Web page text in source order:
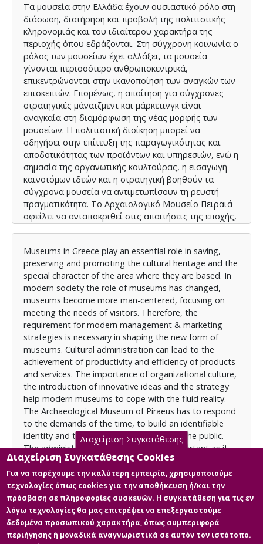
Τα μουσεία στην Ελλάδα έχουν ουσιαστικό ρόλο στη
διάσωση, διατήρηση και προβολή της πολιτιστικής
κληρονομιάς και του ιδιαίτερου χαρακτήρα της
περιοχής όπου εδράζονται. Στη σύγχρονη κοινωνία ο
ρόλος των μουσείων έχει αλλάξει, τα μουσεία
γίνονται περισσότερο ανθρωποκεντρικά,
επικεντρώνονται στην ικανοποίηση των αναγκών των
επισκεπτών. Επομένως, η απαίτηση για σύγχρονες
στρατηγικές μάνατζμεντ και μάρκετινγκ είναι
αναγκαία στη διαμόρφωση της νέας μορφής των
μουσείων. Η πολιτιστική διοίκηση μπορεί να
οδηγήσει στην επίτευξη της παραγωγικότητας και
αποδοτικότητας των προϊόντων και υπηρεσιών, ενώ η
σημασία της οργανωτικής κουλτούρας, η εισαγωγή
καινοτόμων ιδεών και η στρατηγική βοηθούν τα
σύγχρονα μουσεία να αντιμετωπίσουν τη ρευστή
πραγματικότητα. Το Αρχαιολογικό Μουσείο Πειραιά
οφείλει να ανταποκριθεί στις απαιτήσεις της εποχής,
διοίκηση του μουσείου είναι σημαντική, καθώς
αφορά τις τεχνικές του σχεδιασμού και της
οργάνωσης, προκειμένου το μουσείο να είναι
βιώσιμο. Η στρατηγική και οι στόχοι του
Αρχαιολογικού Μουσείου Πειραιά αποτελούν
σημαντικό κίνητρο στην παραγωγικότητα του. Το
μουσείο καταβάλει προσπάθειες επικοινωνίας με το
κοινό πραγματοποιώντας πολιτιστικές
δραστηριότητες και άλλες εκδηλώσεις. Η ανάλυση
SWOT ωστόσο, προσφέρει μια αποτελεσματική
αξιολογική τεχνική στη διαδικασία λήψης
αποφάσεων και καινοτομιών. Παρ’ όλα αυτά, η
έλλειψη των απαιτούμενων πόρων αποτελεί χρόνιο
πρόβλημα των μουσείων και οδηγεί σε αδυναμία
εξέλιξής τους.
Museums in Greece play an essential role in saving,
preserving and promoting the cultural heritage and the
special character of the area where they are based. In
modern society the role of museums has changed,
museums become more man-centered, focusing on
meeting the needs of visitors. Therefore, the
requirement for modern management & marketing
strategies is necessary in shaping the new form of
museums. Cultural administration can lead to the
achievement of productivity and efficiency of products
and services. The importance of organizational culture,
the introduction of innovative ideas and the strategy
help modern museums to cope with the fluid reality.
The Archaeological Museum of Piraeus has to respond
to the demands of the time, to build an identifiable
identity and to redefine its relations with the public.
The administration of the museum is important as it
concerns the techniques of planning and organization
in order for the museum to be viable. The strategy and
objectives of the Archaeological Museum of Piraeus
are an important motivation for its productivity. The
museum makes efforts to communicate with the public
by conducting cultural activities and other events.
SWOT analysis, however, offers an effective valuation
Licence
Items in Apothesis are protected by copyright, with all
rights reserved, unless otherwise indicated.
Διαχείριση Συγκατάθεσης
Διαχείριση Συγκατάθεσης Cookies
Για να παρέχουμε την καλύτερη εμπειρία, χρησιμοποιούμε
τεχνολογίες όπως cookies για την αποθήκευση ή/και την
πρόσβαση σε πληροφορίες συσκευών. Η συγκατάθεση για τις εν
λόγω τεχνολογίες θα μας επιτρέψει να επεξεργαστούμε
δεδομένα προσωπικού χαρακτήρα, όπως συμπεριφορά
περιήγησης ή μοναδικά αναγνωριστικά σε αυτόν τον ιστότοπο.